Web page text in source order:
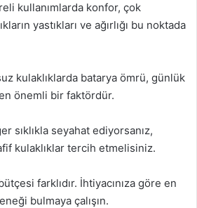
kullanımlarda konfor, çok
yastıkları ve ağırlığı bu noktada
kulaklıklarda batarya ömrü, günlük
önemli bir faktördür.
sıklıkla seyahat ediyorsanız,
kulaklıklar tercih etmelisiniz.
farklıdır. İhtiyacınıza göre en
bulmaya çalışın.